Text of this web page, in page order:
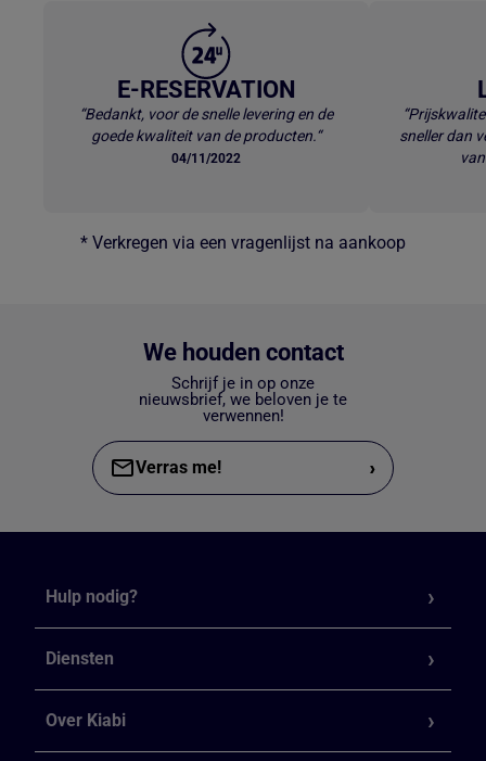
E-RESERVATION
“Bedankt, voor de snelle levering en de
goede kwaliteit van de producten.“
04/11/2022
sneller dan
* Verkregen via een vragenlijst na aankoop
We houden contact
Schrijf je in op onze
nieuwsbrief, we beloven je te
verwennen!
Verras me! ›
Hulp nodig?
Diensten
Over Kiabi